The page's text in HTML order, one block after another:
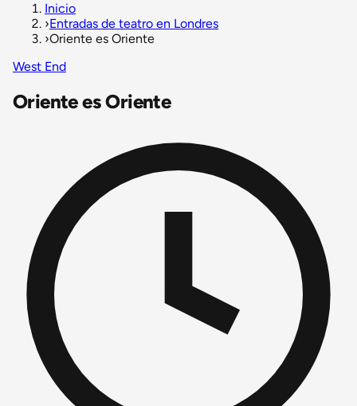
Inicio
›Entradas de teatro en Londres
›Oriente es Oriente
West End
Oriente es Oriente